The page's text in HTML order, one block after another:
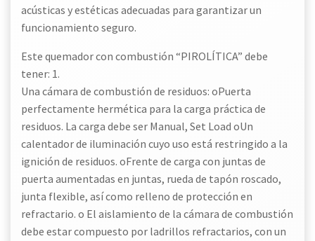
acústicas y estéticas adecuadas para garantizar un
funcionamiento seguro.
Este quemador con combustión “PIROLÍTICA” debe
tener: 1.
Una cámara de combustión de residuos: oPuerta
perfectamente hermética para la carga práctica de
residuos. La carga debe ser Manual, Set Load oUn
calentador de iluminación cuyo uso está restringido a la
ignición de residuos. oFrente de carga con juntas de
puerta aumentadas en juntas, rueda de tapón roscado,
junta flexible, así como relleno de protección en
refractario. o El aislamiento de la cámara de combustión
debe estar compuesto por ladrillos refractarios, con un